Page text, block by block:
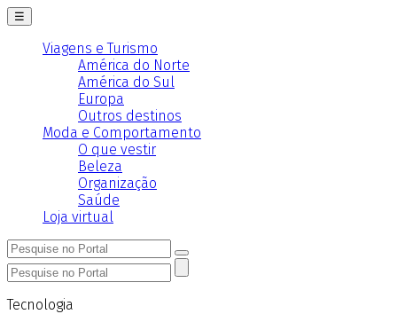
☰
Viagens e Turismo
América do Norte
América do Sul
Europa
Outros destinos
Moda e Comportamento
O que vestir
Beleza
Organização
Saúde
Loja virtual
Tecnologia